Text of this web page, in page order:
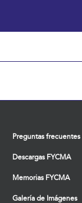
Preguntas frecuentes
Descargas FYCMA
Memorias FYCMA
Galería de Imágenes